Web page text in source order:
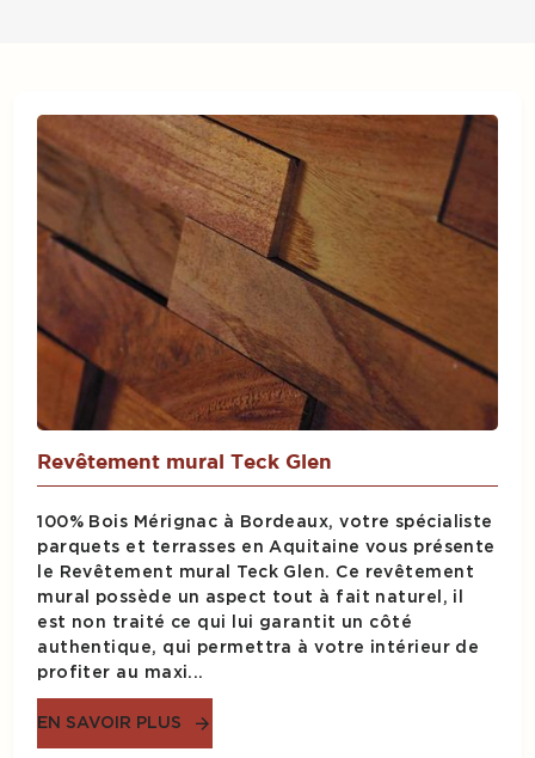
Revêtement mural Teck Glen
100% Bois Mérignac à Bordeaux, votre spécialiste
parquets et terrasses en Aquitaine vous présente
le Revêtement mural Teck Glen. Ce revêtement
mural possède un aspect tout à fait naturel, il
est non traité ce qui lui garantit un côté
authentique, qui permettra à votre intérieur de
profiter au maxi...
EN SAVOIR PLUS